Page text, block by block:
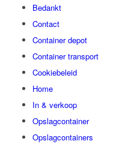
Bedankt
Contact
Container depot
Container transport
Cookiebeleid
Home
In & verkoop
Opslagcontainer
Opslagcontainers